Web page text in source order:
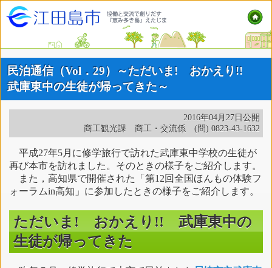
民泊通信（Vol．29）～ただいま! おかえり!!
武庫東中の生徒が帰ってきた～
2016年04月27日公開
商工観光課 商工・交流係 (問) 0823-43-1632
平成27年5月に修学旅行で訪れた武庫東中学校の生徒が
再び本市を訪れました。そのときの様子をご紹介します。
また，高知県で開催された「第12回全国ほんもの体験フ
ォーラムin高知」に参加したときの様子をご紹介します。
ただいま! おかえり!! 武庫東中の
生徒が帰ってきた